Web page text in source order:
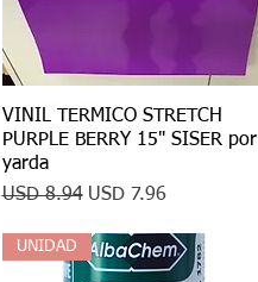
Vista rápida
VINIL TERMICO STRETCH
PURPLE BERRY 15" SISER por
yarda
Precio
USD 8.94 Precio de oferta
USD 7.96
UNIDAD